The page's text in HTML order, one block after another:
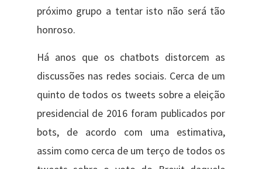
próximo grupo a tentar isto não será tão
honroso.
Há anos que os chatbots distorcem as
discussões nas redes sociais. Cerca de um
quinto de todos os tweets sobre a eleição
presidencial de 2016 foram publicados por
bots, de acordo com uma estimativa,
assim como cerca de um terço de todos os